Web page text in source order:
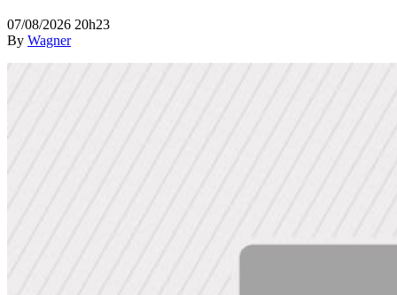
07/08/2026 20h23
By Wagner